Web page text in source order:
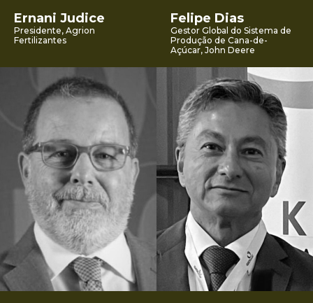
Ernani Judice
Presidente, Agrion
Fertilizantes
Felipe Dias
Gestor Global do Sistema de
Produção de Cana-de-
Açúcar, John Deere